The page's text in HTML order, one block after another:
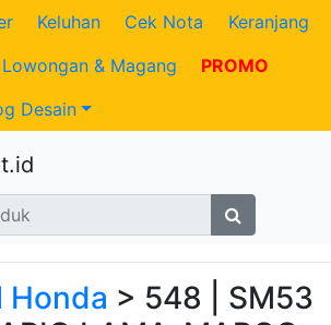
Keluhan Cek Nota
Keranjang
Lowongan & Magang
PROMO
Desain
Honda > 548 | SM53